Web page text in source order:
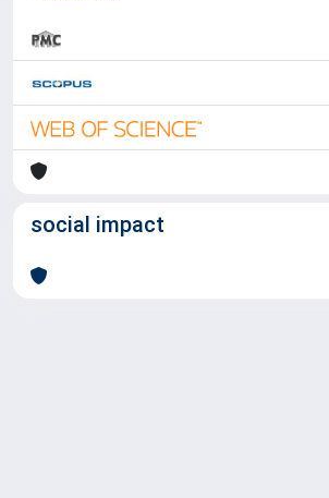
social impact